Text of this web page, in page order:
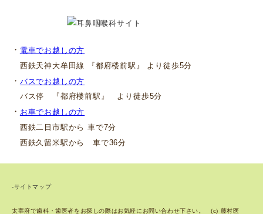
・ 電車でお越しの方
西鉄天神大牟田線 『都府楼前駅』 より徒歩5分
・ バスでお越しの方
バス停 『都府楼前駅』 より徒歩5分
・ お車でお越しの方
西鉄二日市駅から 車で7分
西鉄久留米駅から 車で36分
-サイトマップ
太宰府で歯科・歯医者をお探しの際はお気軽にお問い合わせ下さい。 (c) 藤村医